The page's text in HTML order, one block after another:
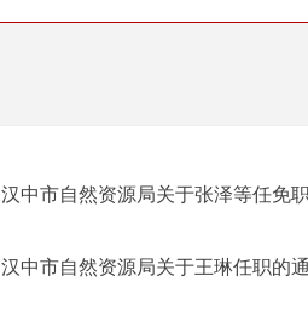
汉中市自然资源局关于张泽等任免
汉中市自然资源局关于王琳任职的